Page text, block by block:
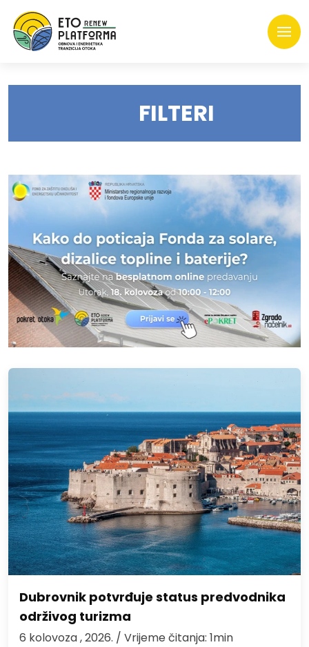
FILTERI
Dubrovnik potvrđuje status predvodnika
održivog turizma
6 kolovoza , 2026. / Vrijeme čitanja: 1min